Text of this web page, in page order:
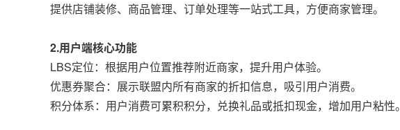
提供店铺装修、商品管理、订单处理等一站式工具，方便商家管理。
2.用户端核心功能
LBS定位：根据用户位置推荐附近商家，提升用户体验。
优惠券聚合：展示联盟内所有商家的折扣信息，吸引用户消费。
积分体系：用户消费可累积积分，兑换礼品或抵扣现金，增加用户粘性。